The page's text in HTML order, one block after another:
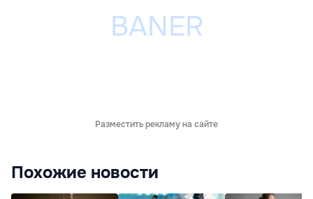
Разместить рекламу на сайте
Похожие новости